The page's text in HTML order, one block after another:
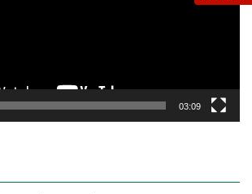
03:09